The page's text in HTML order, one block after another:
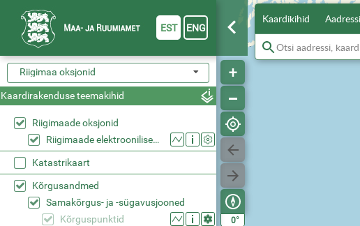
0°
Kaardikihid
Riigimaa oksjonid
Kaardirakenduse teemakihid
Riigimaade oksjonid
Riigimaade elektroonilised oksjonid
Katastrikaart
Kõrgusandmed
Samakõrgus- ja -sügavusjooned
Kõrguspunktid
EST ENG